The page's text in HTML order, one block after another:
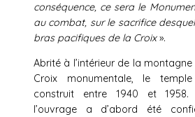
conséquence, ce sera le
au combat, sur le sacrifice
bras pacifiques de la Croix».
Abrité à l’intérieur de la montagne
Croix monumentale, le
construit entre 1940 et
l’ouvrage a d’abord été